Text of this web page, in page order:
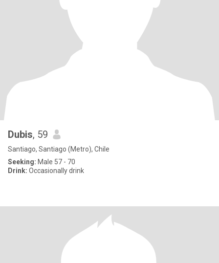
Dubis, 59
Santiago, Santiago (Metro), Chile
Seeking: Male 57 - 70
Drink: Occasionally drink